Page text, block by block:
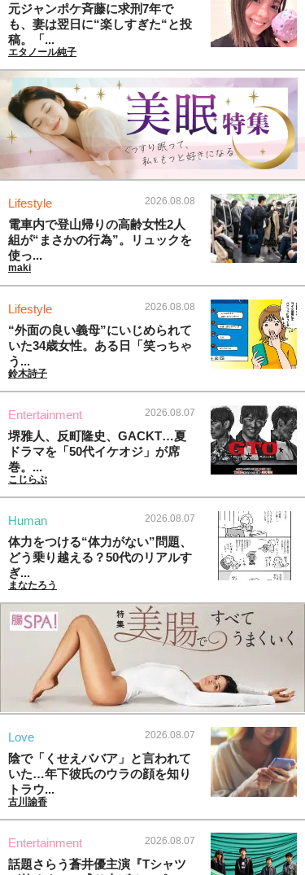
元ジャンポケ斉藤に求刑7年で
も、妻は翌日に“楽しすぎた“と投
稿。「...
エタノール純子
Lifestyle 2026.08.08
電車内で登山帰りの高齢女性2人
組が“まさかの行為”。リュックを
使っ...
maki
Lifestyle 2026.08.08
“外面の良い義母”にいじめられて
いた34歳女性。ある日「笑っちゃ
う...
鈴木詩子
Entertainment 2026.08.07
堺雅人、反町隆史、GACKT…夏
ドラマを「50代イケオジ」が席
巻。...
こじらぶ
Human 2026.08.07
体力をつける“体力がない”問題、
どう乗り越える？50代のリアルす
ぎ...
まなたろう
Love 2026.08.07
陰で「くせえババア」と言われて
いた…年下彼氏のウラの顔を知り
トラウ...
古川諭香
Entertainment 2026.08.07
話題さらう蒼井優主演『Tシャツ